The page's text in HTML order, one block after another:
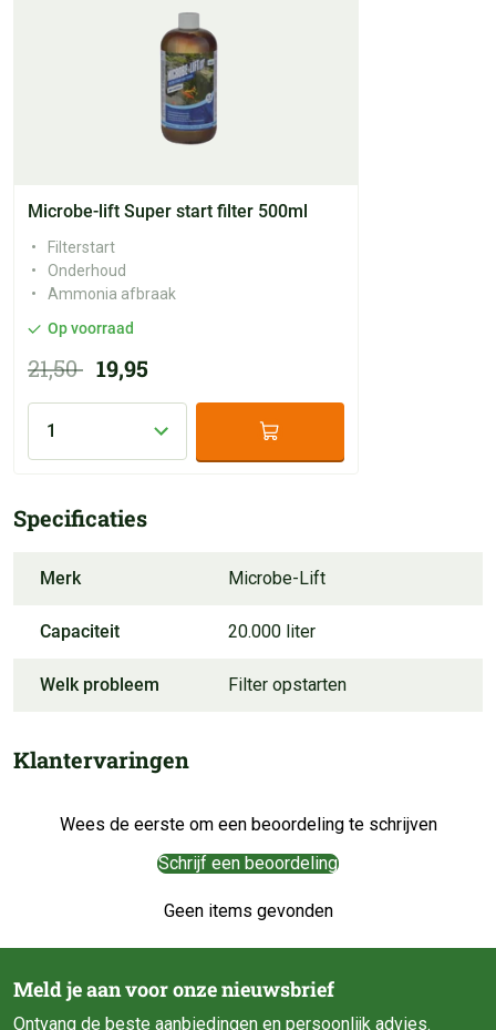
Microbe-lift Super start filter 500ml
Filterstart
Onderhoud
Ammonia afbraak
Op voorraad
21,50 19,95
Specificaties
Merk Microbe-Lift
Capaciteit 20.000 liter
Welk probleem Filter opstarten
Klantervaringen
Wees de eerste om een beoordeling te schrijven
Schrijf een beoordeling
Geen items gevonden
Meld je aan voor onze nieuwsbrief
Ontvang de beste aanbiedingen en persoonlijk advies.